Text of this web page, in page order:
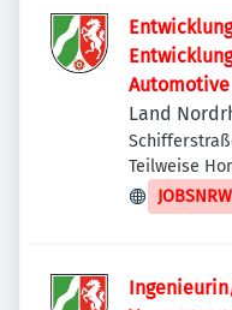
Land
Deutschland
Teilweise